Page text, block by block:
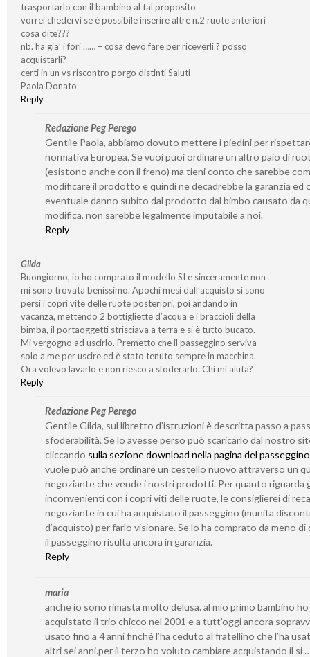
trasportarlo con il bambino al tal proposito
vorrei chedervi se è possibile inserire altre n.2 ruote anteriori
cosa dite???
nb. ha gia’ i fori …… – cosa devo fare per riceverli ? posso
acquistarli?
certi in un vs riscontro porgo distinti Saluti
Paola Donato
Reply
Redazione Peg Perego
Gentile Paola, abbiamo dovuto mettere i piedini per
normativa Europea. Se vuoi puoi ordinare un altro paio di
(esistono anche con il freno) ma tieni conto che sarebbe
modificare il prodotto e quindi ne decadrebbe la garanzia ed
eventuale danno subito dal prodotto dal bimbo causato da
modifica, non sarebbe legalmente imputabile a noi.
Reply
Gilda
Buongiorno, io ho comprato il modello SI e sinceramente non
mi sono trovata benissimo. Apochi mesi dall’acquisto si sono
persi i copri vite delle ruote posteriori, poi andando in
vacanza, mettendo 2 bottigliette d’acqua e i braccioli della
bimba, il portaoggetti strisciava a terra e si è tutto bucato.
Mi vergogno ad uscirlo. Premetto che il passeggino serviva
solo a me per uscire ed è stato tenuto sempre in macchina.
Ora volevo lavarlo e non riesco a sfoderarlo. Chi mi aiuta?
Reply
Redazione Peg Perego
Gentile Gilda, sul libretto d’istruzioni è descritta passo a
sfoderabilità. Se lo avesse perso può scaricarlo dal nostro
cliccando sulla sezione download nella pagina del
vuole può anche ordinare un cestello nuovo attraverso un
negoziante che vende i nostri prodotti. Per quanto riguarda
inconvenienti con i copri viti delle ruote, le consiglierei di
negoziante in cui ha acquistato il passeggino (munita
d’acquisto) per farlo visionare. Se lo ha comprato da meno di
il passeggino risulta ancora in garanzia.
Reply
maria
anche io sono rimasta molto delusa. al mio primo bambino ho
acquistato il trio chicco nel 2001 e a tutt’oggi ancora
usato fino a 4 anni finché l’ha ceduto al fratellino che l’ha
altri sei anni.per il terzo ho voluto cambiare acquistando il si